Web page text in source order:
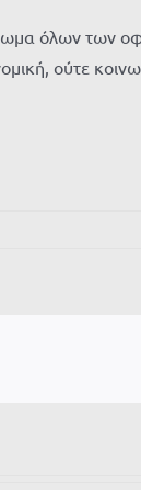
όλων των
ούτε